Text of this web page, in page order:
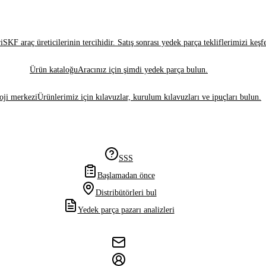
SKF araç üreticilerinin tercihidir. Satış sonrası yedek parça tekliflerimizi
Ürün kataloğuAracınız için şimdi yedek parça bulun.
merkeziÜrünlerimiz için kılavuzlar, kurulum kılavuzları ve ipuçları bulun.
SSS
Başlamadan önce
Distribütörleri bul
Yedek parça pazarı analizleri